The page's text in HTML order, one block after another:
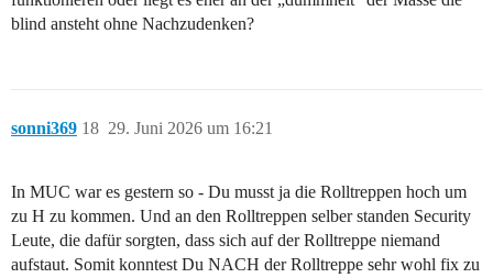
blind ansteht ohne Nachzudenken?
sonni369 29. Juni 2026 um 16:21
18
In MUC war es gestern so - Du musst ja die Rolltreppen hoch um
zu H zu kommen. Und an den Rolltreppen selber standen Security
Leute, die dafür sorgten, dass sich auf der Rolltreppe niemand
aufstaut. Somit konntest Du NACH der Rolltreppe sehr wohl fix zu